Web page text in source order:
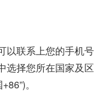
以联系上您的手机号
选择您所在国家及区
。